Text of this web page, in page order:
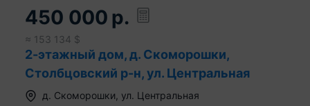
450 000 р.
≈ 153 134 $
2-этажный дом, д. Скоморошки,
Столбцовский р-н, ул. Центральная
д. Скоморошки ул. Центральная